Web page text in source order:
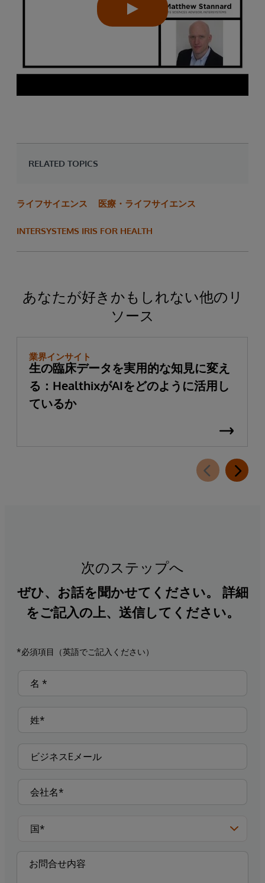
RELATED TOPICS
ライフサイエンス 医療・ライフサイエンス
INTERSYSTEMS IRIS FOR HEALTH
あなたが好きかもしれない他のリ
ソース
業界インサイト
生の臨床データを実用的な知見に変え
る：HealthixがAIをどのように活用し
ているか
次のステップへ
ぜひ、お話を聞かせてください。 詳細
をご記入の上、送信してください。
*必須項目（英語でご記入ください）